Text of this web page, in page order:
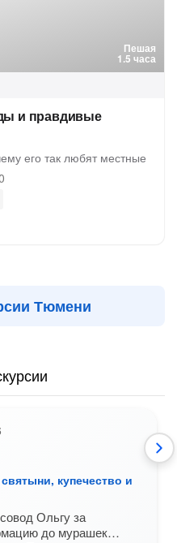
Пешая
1.5 часа
и правдивые
его так любят местные
Тюмени
купечество и
Ольгу за
до мурашек…